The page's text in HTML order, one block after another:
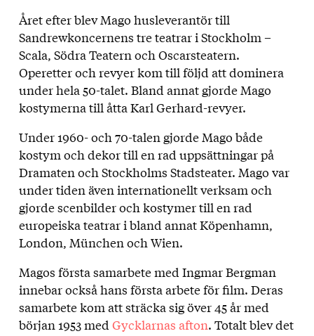
Året efter blev Mago husleverantör till
Sandrewkoncernens tre teatrar i Stockholm –
Scala, Södra Teatern och Oscarsteatern.
Operetter och revyer kom till följd att dominera
under hela 50-talet. Bland annat gjorde Mago
kostymerna till åtta Karl Gerhard-revyer.
Under 1960- och 70-talen gjorde Mago både
kostym och dekor till en rad uppsättningar på
Dramaten och Stockholms Stadsteater. Mago var
under tiden även internationellt verksam och
gjorde scenbilder och kostymer till en rad
europeiska teatrar i bland annat Köpenhamn,
London, München och Wien.
Magos första samarbete med Ingmar Bergman
innebar också hans första arbete för film. Deras
samarbete kom att sträcka sig över 45 år med
början 1953 med Gycklarnas afton. Totalt blev det